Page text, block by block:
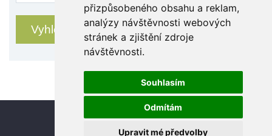
přizpůsobeného obsahu a reklam,
analýzy návštěvnosti webových
stránek a zjištění zdroje
návštěvnosti.
Souhlasím
Odmítám
Upravit mé předvolby
Update cookies preferences